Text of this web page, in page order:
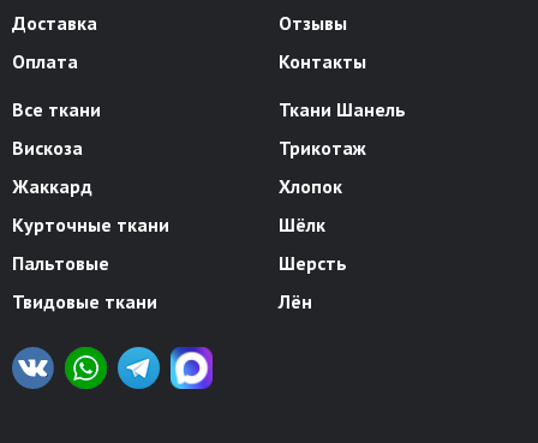
Доставка
Оплата
Отзывы
Контакты
Все ткани
Вискоза
Жаккард
Курточные ткани
Пальтовые
Твидовые ткани
Ткани Шанель
Трикотаж
Хлопок
Шёлк
Шерсть
Лён